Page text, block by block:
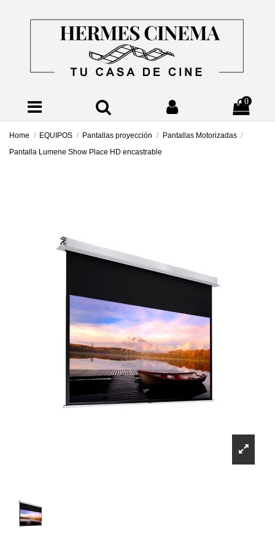
0
Home EQUIPOS Pantallas proyección
Pantallas Motorizadas
Pantalla Lumene Show Place HD encastrable